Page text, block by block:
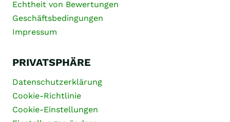
Echtheit von Bewertungen
Geschäftsbedingungen
Impressum
PRIVATSPHÄRE
Datenschutzerklärung
Cookie-Richtlinie
Cookie-Einstellungen